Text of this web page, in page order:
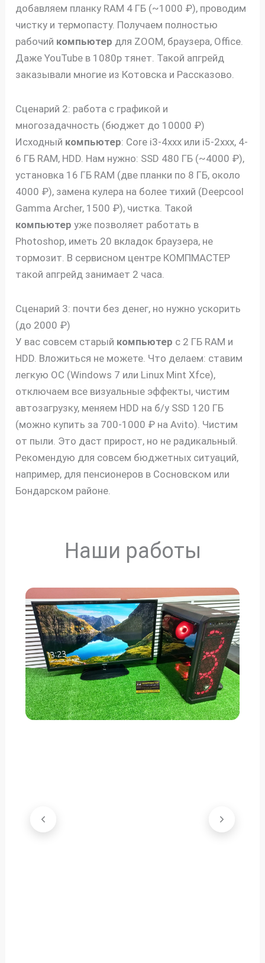
добавляем планку RAM 4 ГБ (~1000 ₽), проводим
чистку и термопасту. Получаем полностью
рабочий компьютер для ZOOM, браузера, Office.
Даже YouTube в 1080p тянет. Такой апгрейд
заказывали многие из Котовска и Рассказово.
Сценарий 2: работа с графикой и
многозадачность (бюджет до 10000 ₽)
Исходный компьютер: Core i3-4xxx или i5-2xxx, 4-
6 ГБ RAM, HDD. Нам нужно: SSD 480 ГБ (~4000 ₽),
установка 16 ГБ RAM (две планки по 8 ГБ, около
4000 ₽), замена кулера на более тихий (Deepcool
Gamma Archer, 1500 ₽), чистка. Такой
компьютер уже позволяет работать в
Photoshop, иметь 20 вкладок браузера, не
тормозит. В сервисном центре КОМПМАСТЕР
такой апгрейд занимает 2 часа.
Сценарий 3: почти без денег, но нужно ускорить
(до 2000 ₽)
У вас совсем старый компьютер с 2 ГБ RAM и
HDD. Вложиться не можете. Что делаем: ставим
легкую ОС (Windows 7 или Linux Mint Xfce),
отключаем все визуальные эффекты, чистим
автозагрузку, меняем HDD на б/у SSD 120 ГБ
(можно купить за 700-1000 ₽ на Avito). Чистим
от пыли. Это даст прирост, но не радикальный.
Рекомендую для совсем бюджетных ситуаций,
например, для пенсионеров в Сосновском или
Бондарском районе.
Наши работы